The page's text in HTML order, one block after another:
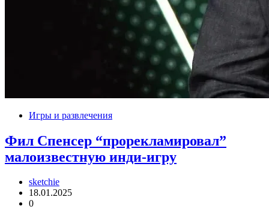
Игры и развлечения
Фил Спенсер “прорекламировал”
малоизвестную инди-игру
sketchie
18.01.2025
0